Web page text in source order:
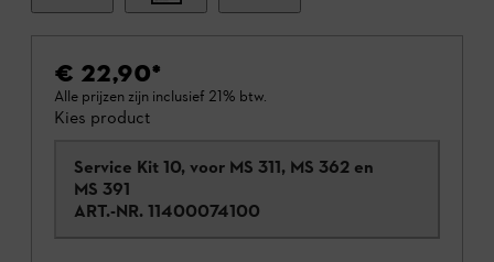
€ 22,90*
Alle prijzen zijn inclusief 21% btw.
Kies product
Service Kit 10, voor MS 311, MS 362 en
MS 391
ART.-NR. 11400074100